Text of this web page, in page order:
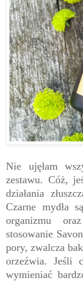
Nie ujęłam
zestawu. Cóż,
działania
Czarne mydła
organizmu
stosowanie
pory, zwalcza
orzeźwia. Jeśli
wymieniać